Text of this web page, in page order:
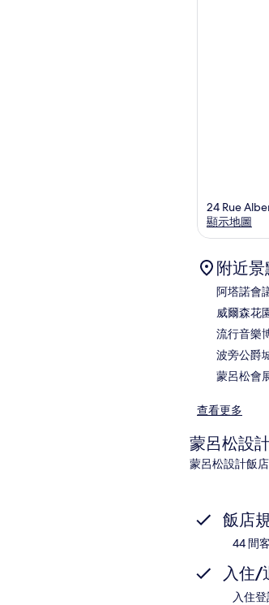
24 Rue
顯示地圖
附近景
阿塔諾會
威爾森花
流行音樂
波旁公爵
蒙呂松會
查看更多
蒙呂松設
蒙呂松設計飯
飯店
44 間
入住/
入住